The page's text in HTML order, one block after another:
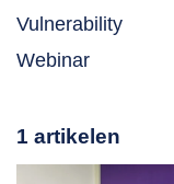
Vulnerability
Webinar
1 artikelen